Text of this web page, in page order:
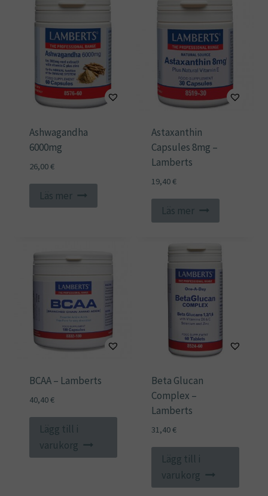
Ashwagandha
6000mg
26,00€
Läs mer
Astaxanthin
Capsules 8mg –
Lamberts
19,40€
Läs mer
BCAA – Lamberts
40,40€
Lägg till i
varukorg
Beta Glucan
Complex –
Lamberts
31,40€
Lägg till i
varukorg